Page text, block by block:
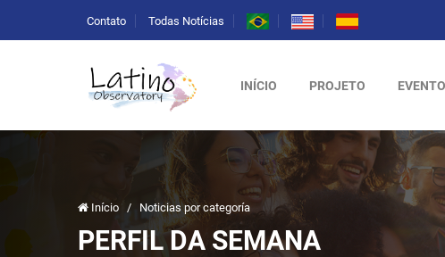
Contato Todas Notícias
INÍCIO PROJETO
Início / Noticias por categoría
PERFIL DA SEMANA